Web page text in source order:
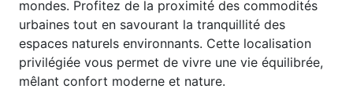
mondes. Profitez de la proximité des commodités
urbaines tout en savourant la tranquillité des
espaces naturels environnants. Cette localisation
privilégiée vous permet de vivre une vie équilibrée,
mêlant confort moderne et nature.